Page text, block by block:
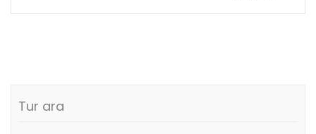
Tur ara